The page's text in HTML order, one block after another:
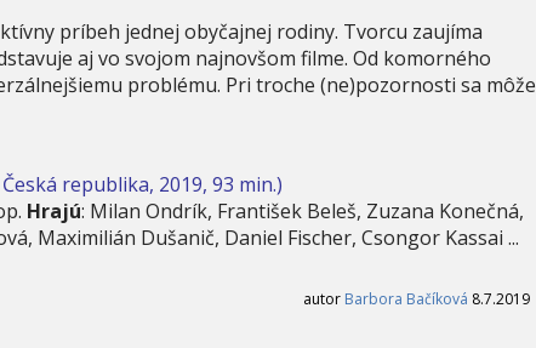
príbeh jednej obyčajnej rodiny. Tvorcu zaujíma
aj vo svojom najnovšom filme. Od komorného
problému. Pri troche (ne)pozornosti sa môže
republika, 2019, 93 min.)
Hrajú: Milan Ondrík, František Beleš, Zuzana Konečná,
Maximilián Dušanič, Daniel Fischer, Csongor Kassai ...
autor Barbora Bačíková 8.7.2019